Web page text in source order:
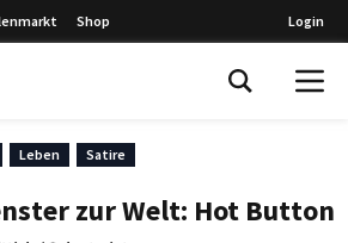
Shop Login
Leben Satire
zur Welt: Hot Button